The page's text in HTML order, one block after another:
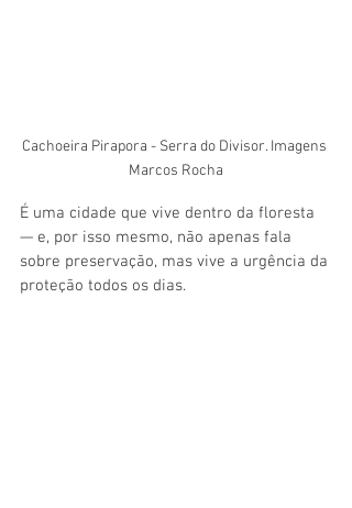
Cachoeira Pirapora - Serra do Divisor. Imagens
Marcos Rocha
É uma cidade que vive dentro da floresta
— e, por isso mesmo, não apenas fala
sobre preservação, mas vive a urgência da
proteção todos os dias.